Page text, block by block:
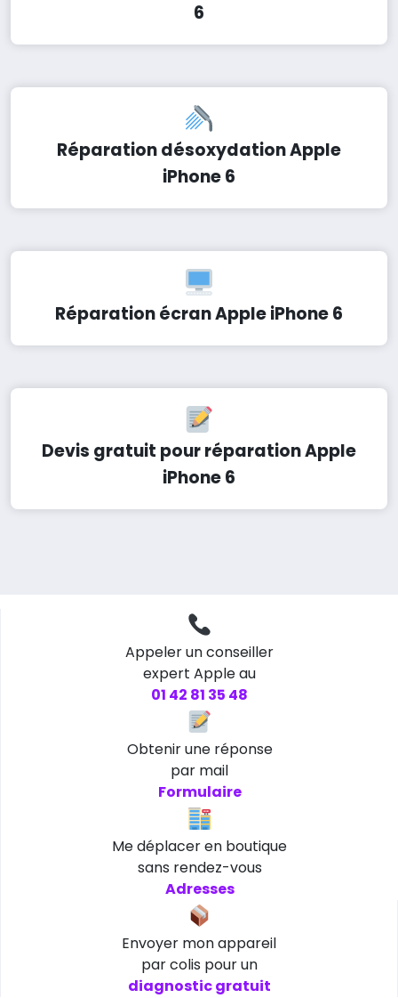
6
Réparation désoxydation Apple
iPhone 6
Réparation écran Apple iPhone 6
Devis gratuit pour réparation Apple
iPhone 6
Appeler un conseiller
expert Apple au
01 42 81 35 48
Obtenir une réponse
par mail
Formulaire
Me déplacer en boutique
sans rendez-vous
Adresses
Envoyer mon appareil
par colis pour un
diagnostic gratuit